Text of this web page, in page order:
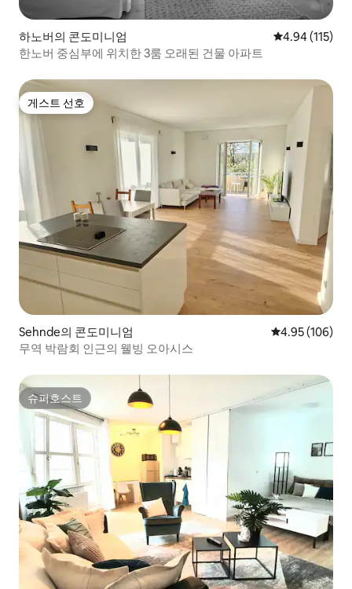
하노버의 콘도미니엄 평점 4.94점(5
4.94 (115)
한노버 중심부에 위치한 3룸 오래된 건물 아파트
게스트 선호
게스트 선호
Sehnde의 콘도미니엄 평점 4.95점(5
4.95 (106)
무역 박람회 인근의 웰빙 오아시스
슈퍼호스트
슈퍼호스트